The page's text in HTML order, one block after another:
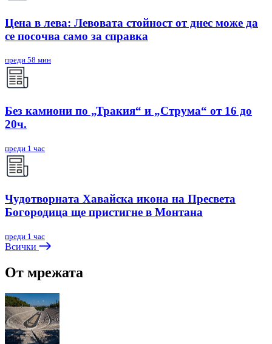
Цена в лева: Левовата стойност от днес може да
се посочва само за справка
преди 58 мин
Без камиони по „Тракия“ и „Струма“ от 16 до
20ч.
преди 1 час
Чудотворната Хавайска икона на Пресвета
Богородица ще пристигне в Монтана
преди 1 час
Всички
От мрежата